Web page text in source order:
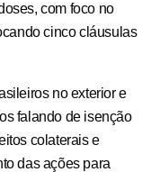
com foco no
cinco cláusulas
no exterior e
falando de isenção
colaterais e
das ações para